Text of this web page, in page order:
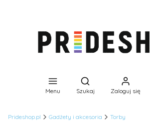
Menu
Otwórz wyszukiwarkę
Szukaj Zaloguj się
Prideshop.pl Gadżety i akcesoria Torby